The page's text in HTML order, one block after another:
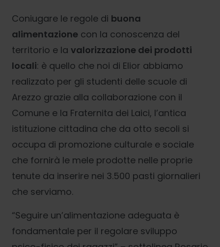
Coniugare le regole di buona
alimentazione con la conoscenza del
territorio e la valorizzazione dei prodotti
locali: è quello che noi di Elior abbiamo
realizzato per gli studenti delle scuole di
Arezzo grazie alla collaborazione con il
Comune e la Fraternita dei Laici, l’antica
istituzione cittadina che da otto secoli si
occupa di promozione culturale e sociale
che fornirà le mele prodotte nelle proprie
tenute da inserire nei 3.500 pasti giornalieri
che serviamo.
“Seguire un’alimentazione adeguata è
fondamentale per il regolare sviluppo